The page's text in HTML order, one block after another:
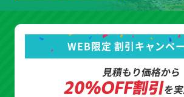
WEB限定 割引キャンペ
見積もり価格から
20%OFF割引を